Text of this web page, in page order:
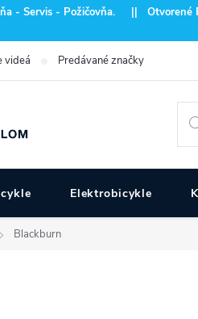
- Servis - Požičovňa. || Otvorené
videá Predávané značky
Elektrobicykle
Blackburn